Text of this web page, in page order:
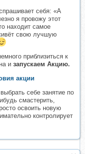
себя: «А
я провожу этот
находит самое
свою лучшую
приблизиться к
и запускаем Акцию.
акции
себе занятие по
смастерить,
освоить новую
контролирует